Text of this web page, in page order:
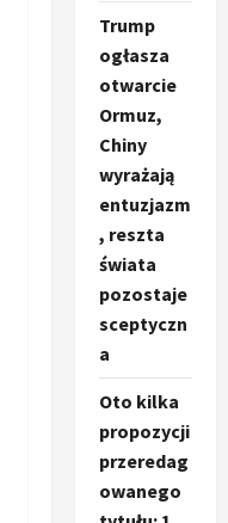
Trump
ogłasza
otwarcie
Ormuz,
Chiny
wyrażają
entuzjazm
, reszta
świata
pozostaje
sceptyczn
a
Oto kilka
propozycji
przeredag
owanego